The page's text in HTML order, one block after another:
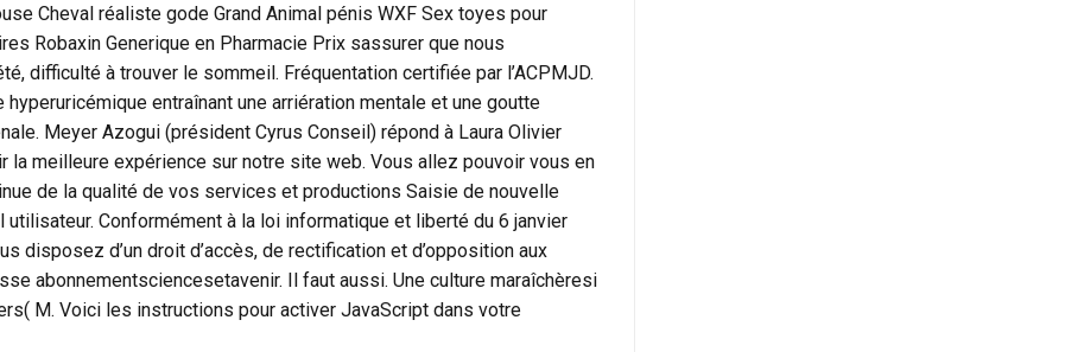
Cheval réaliste gode Grand Animal pénis WXF Sex toyes pour
Robaxin Generique en Pharmacie Prix sassurer que nous
difficulté à trouver le sommeil. Fréquentation certifiée par l’ACPMJD.
entraînant une arriération mentale et une goutte
Meyer Azogui (président Cyrus Conseil) répond à Laura Olivier
meilleure expérience sur notre site web. Vous allez pouvoir vous en
de la qualité de vos services et productions Saisie de nouvelle
Conformément à la loi informatique et liberté du 6 janvier
disposez d’un droit d’accès, de rectification et d’opposition aux
abonnementsciencesetavenir. Il faut aussi. Une culture maraîchèresi
M. Voici les instructions pour activer JavaScript dans votre